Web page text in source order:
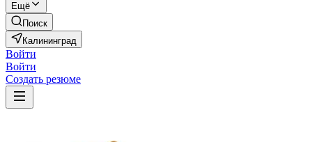
Ещё
Поиск
Калининград
Войти
Войти
Создать резюме